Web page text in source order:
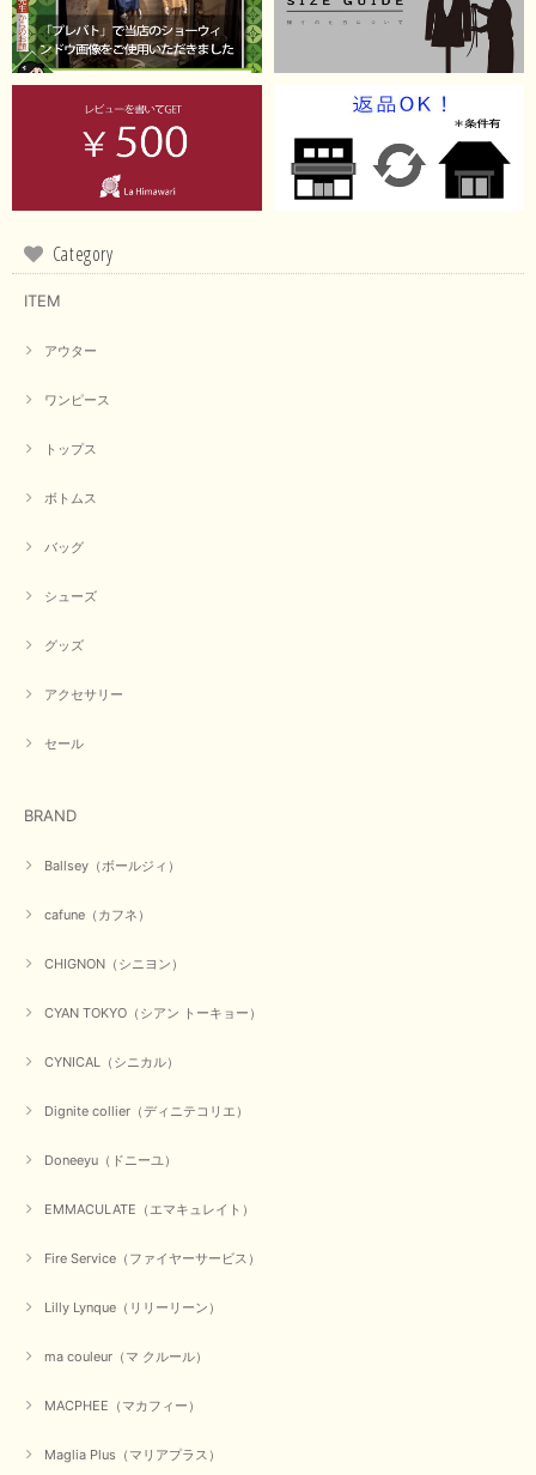
Category
ITEM
アウター
ワンピース
トップス
ボトムス
バッグ
シューズ
グッズ
アクセサリー
セール
BRAND
Ballsey（ボールジィ）
cafune（カフネ）
CHIGNON（シニヨン）
CYAN TOKYO（シアン トーキョー）
CYNICAL（シニカル）
Dignite collier（ディニテコリエ）
Doneeyu（ドニーユ）
EMMACULATE（エマキュレイト）
Fire Service（ファイヤーサービス）
Lilly Lynque（リリーリーン）
ma couleur（マ クルール）
MACPHEE（マカフィー）
Maglia Plus（マリアプラス）